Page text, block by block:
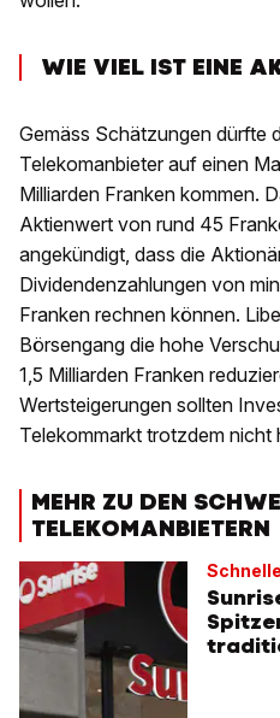
WIE VIEL IST EINE
Gemäss Schätzungen dürfte
Telekomanbieter auf einen
Milliarden Franken kommen.
Aktienwert von rund 45
angekündigt, dass die
Dividendenzahlungen von
Franken rechnen können.
Börsengang die hohe
1,5 Milliarden Franken
Wertsteigerungen sollten
Telekommarkt trotzdem nicht
MEHR ZU DEN
TELEKOMANBIETERN